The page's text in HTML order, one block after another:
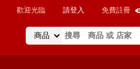
歡迎光臨 請登入 免費註冊